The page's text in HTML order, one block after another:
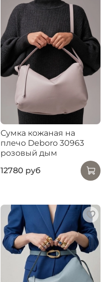
Сумка кожаная на
плечо Deboro 30963
розовый дым
12780 руб